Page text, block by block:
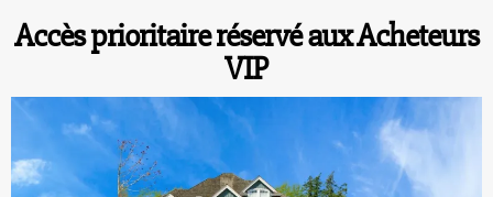
Accès prioritaire réservé aux Acheteurs
VIP